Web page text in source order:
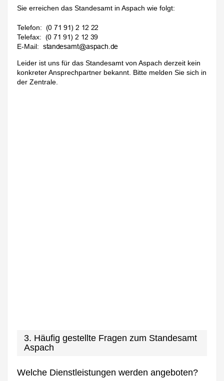
Sie erreichen das Standesamt in Aspach wie folgt:
Telefon:
Telefax:
E-Mail:
Leider ist uns für das Standesamt von Aspach derzeit kein
konkreter Ansprechpartner bekannt. Bitte melden Sie sich in
der Zentrale.
3. Häufig gestellte Fragen zum Standesamt
Aspach
Welche Dienstleistungen werden angeboten?